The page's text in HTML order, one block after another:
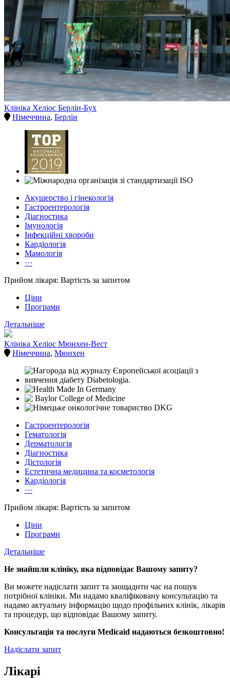
Клініка Хеліос Берлін-Бух
Німеччина, Берлін
Акушерство і гінекологія
Гастроентерологія
Діагностика
Імунологія
Інфекційні хвороби
Кардіологія
Мамологія
···
Прийом лікаря: Вартість за запитом
Ціни
Програми
Детальніше
Клініка Хеліос Мюнхен-Вест
Німеччина, Мюнхен
Гастроентерологія
Гематологія
Дерматологія
Діагностика
Дієтологія
Естетична медицина та косметологія
Кардіологія
···
Прийом лікаря: Вартість за запитом
Ціни
Програми
Детальніше
Не знайшли клініку, яка відповідає Вашому запиту?
Ви можете надіслати запит та заощадити час на пошук
потрібної клініки. Ми надамо кваліфіковану консультацію та
надамо актуальну інформацію щодо профільних клінік, лікарів
та процедур, що відповідає Вашому запиту.
Консультація та послуги Medicaid надаються безкоштовно!
Надіслати запит
Лікарі